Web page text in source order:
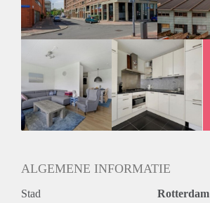
Huurtermijn
Onbepaalde termijn
Oplevering
ALGEMENE INFORMATIE
Stad Rotterdam